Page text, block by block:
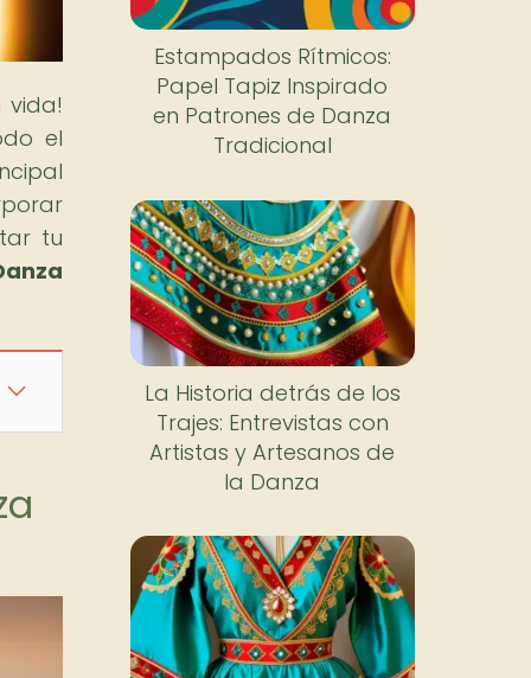
vida!
el
tu
Estampados Rítmicos:
Papel Tapiz Inspirado
en Patrones de Danza
Tradicional
La Historia detrás de los
Trajes: Entrevistas con
Artistas y Artesanos de
la Danza